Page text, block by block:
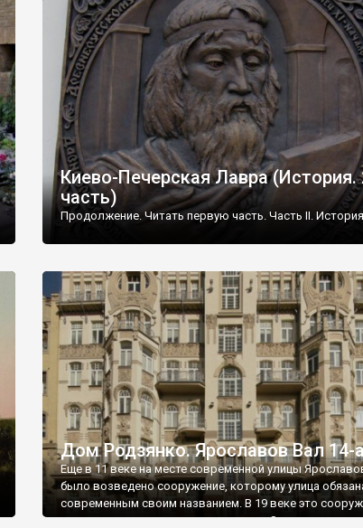
Колокольня – самое величественное сооружение в
даже не только учитывая высоту, а еще и по
ценности и неповторимости композиции. Каждый из
ярусов, а их четыре, по-своему неповторим по
назначению.
Киево-Печерская Лавра (История.
часть)
Продолжение. Читать первую часть. Часть II. История
Дом Родзянко. Ярославов Вал 14-
Еще в 11 веке на месте современной улицы
было возведено сооружение, которому улица
современным своим названием. В 19 веке это
снесли и улица стала застраиваться. Здесь